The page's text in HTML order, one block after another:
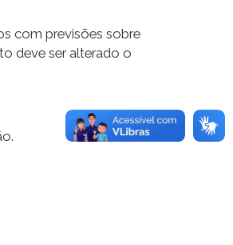
com previsões sobre
deve ser alterado o